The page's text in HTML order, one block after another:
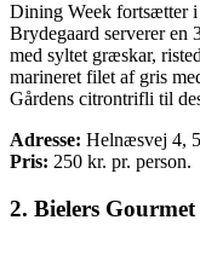
Dining Week fortsætter i
Brydegaard serverer en
med syltet græskar,
marineret filet af gris
Gårdens citrontrifli til
Adresse: Helnæsvej 4,
Pris: 250 kr. pr. person.
2. Bielers Gourmet